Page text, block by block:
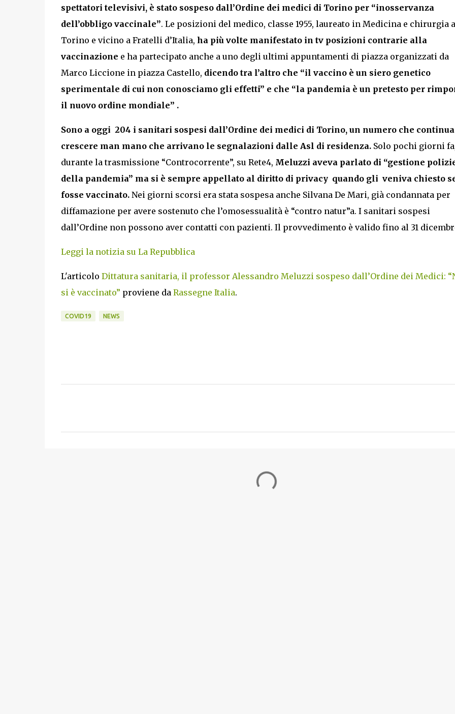
spettatori televisivi, è stato sospeso dall’Ordine dei medici di Torino per “inosservanza
dell’obbligo vaccinale”. Le posizioni del medico, classe 1955, laureato in Medicina e chirurgia a
Torino e vicino a Fratelli d’Italia, ha più volte manifestato in tv posizioni contrarie alla
vaccinazione e ha partecipato anche a uno degli ultimi appuntamenti di piazza organizzati da
Marco Liccione in piazza Castello, dicendo tra l’altro che “il vaccino è un siero genetico
sperimentale di cui non conosciamo gli effetti” e che “la pandemia è un pretesto per
il nuovo ordine mondiale” .
Sono a oggi 204 i sanitari sospesi dall’Ordine dei medici di Torino, un numero che
crescere man mano che arrivano le segnalazioni dalle Asl di residenza. Solo pochi giorni
durante la trasmissione “Controcorrente”, su Rete4, Meluzzi aveva parlato di “gestione
della pandemia” ma si è sempre appellato al diritto di privacy quando gli veniva chiesto
fosse vaccinato. Nei giorni scorsi era stata sospesa anche Silvana De Mari, già condannata per
diffamazione per avere sostenuto che l’omosessualità è “contro natur”a. I sanitari sospesi
dall’Ordine non possono aver contatti con pazienti. Il provvedimento è valido fino al 31
Leggi la notizia su La Repubblica
L'articolo Dittatura sanitaria, il professor Alessandro Meluzzi sospeso dall’Ordine dei Medici:
si è vaccinato” proviene da Rassegne Italia.
COVID19 NEWS